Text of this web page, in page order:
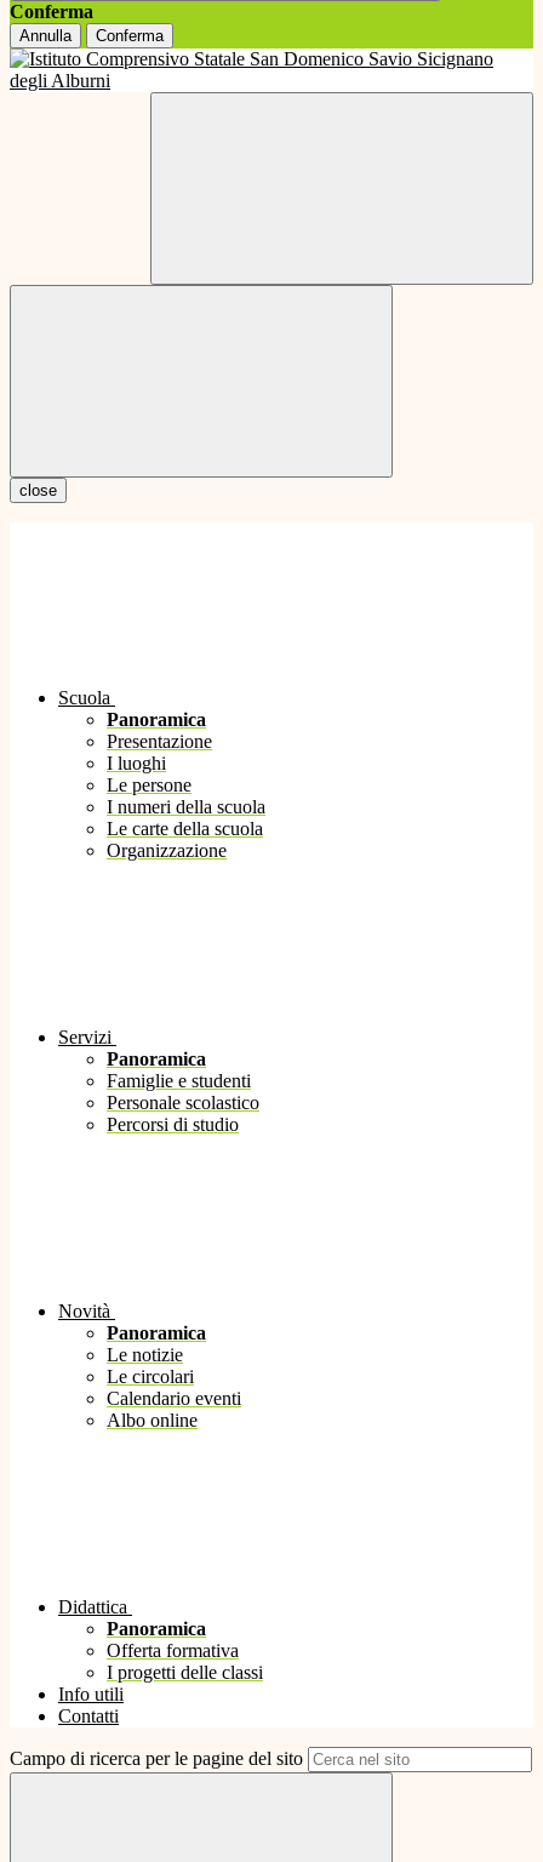
Conferma
Annulla Conferma
close
Scuola
Panoramica
Presentazione
I luoghi
Le persone
I numeri della scuola
Le carte della scuola
Organizzazione
Servizi
Panoramica
Famiglie e studenti
Personale scolastico
Percorsi di studio
Novità
Panoramica
Le notizie
Le circolari
Calendario eventi
Albo online
Didattica
Panoramica
Offerta formativa
I progetti delle classi
Info utili
Contatti
Campo di ricerca per le pagine del sito